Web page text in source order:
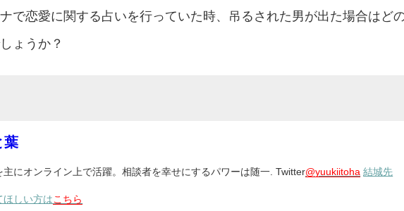
で恋愛に関する占いを行っていた時、吊るされた男が出た場合はど
ょうか？
葉
主にオンライン上で活躍。相談者を幸せにするパワーは随一. Twitter@yuukiitoha 結城先
ほしい方は こちら